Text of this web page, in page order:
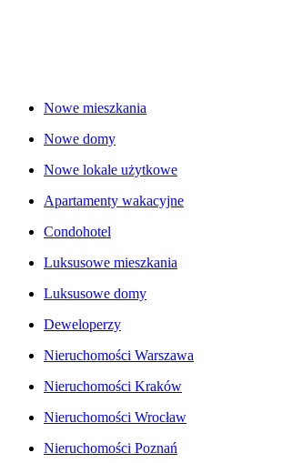
Nowe mieszkania
Nowe domy
Nowe lokale użytkowe
Apartamenty wakacyjne
Condohotel
Luksusowe mieszkania
Luksusowe domy
Deweloperzy
Nieruchomości Warszawa
Nieruchomości Kraków
Nieruchomości Wrocław
Nieruchomości Poznań